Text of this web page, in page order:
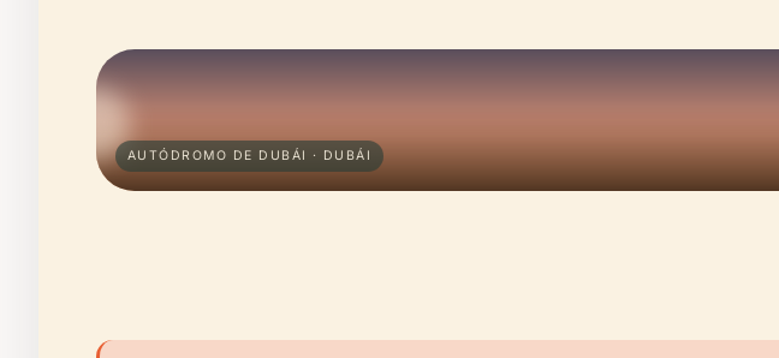
AUTÓDROMO DE DUBÁI · DUBÁI